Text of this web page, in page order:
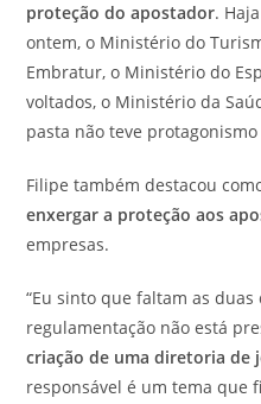
proteção do apostador.
ontem, o Ministério do
Embratur, o Ministério do
voltados, o Ministério da
pasta não teve protagonismo
Filipe também destacou
enxergar a proteção aos
empresas.
“Eu sinto que faltam as duas
regulamentação não está
criação de uma diretoria de
responsável é um tema que